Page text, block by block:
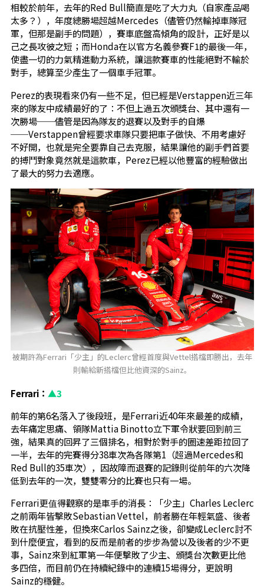
相較於前年，去年的Red Bull簡直是吃了大力丸（自家產品喝
太多？），年度總勝場超越Mercedes（儘管仍然輸掉車隊冠
軍，但那是副手的問題），賽車底盤高傾角的設計，正好是以
己之長攻彼之短；而Honda在以官方名義參賽F1的最後一年，
使盡一切的力氣精進動力系統，讓這款賽車的性能絕對不輸於
對手，總算至少產生了一個車手冠軍。
Perez的表現看來仍有一些不足，但已經是Verstappen近三年
來的隊友中成績最好的了：不但上過五次頒獎台、其中還有一
次勝場──儘管是因為隊友的退賽以及對手的自爆
──Verstappen曾經要求車隊只要把車子做快、不用考慮好
不好開，也就是完全要靠自己去克服，結果讓他的副手們首要
的搏鬥對象竟然就是這款車，Perez已經以他豐富的經驗做出
了最大的努力去適應。
被期許為Ferrari「少主」的Leclerc曾經首度與Vettel搭檔即勝出，去年
則輸給新搭檔但比他資深的Sainz。
Ferrari： ▲3
前年的第6名落入了後段班，是Ferrari近40年來最差的成績，
去年痛定思痛、領隊Mattia Binotto立下軍令狀要回到前三
強，結果真的回昇了三個排名，相對於對手的圈速差距拉回了
一半，去年的完賽得分38車次為各隊第1（超過Mercedes和
Red Bull的35車次），因故障而退賽的記錄則從前年的六次降
低到去年的一次，雙雙零分的比賽也只有一場。
Ferrari更值得觀察的是車手的消長：「少主」Charles Leclerc
之前兩年皆擊敗Sebastian Vettel，前者勝在年輕氣盛、後者
敗在抗壓性差，但換來Carlos Sainz之後，卻變成Leclerc討不
到什麼便宜，看到的反而是前者的步步為營以及後者的少不更
事，Sainz來到紅軍第一年便擊敗了少主、頒獎台次數更比他
多四倍，而目前仍在持續紀錄中的連續15場得分，更說明
Sainz的穩健。